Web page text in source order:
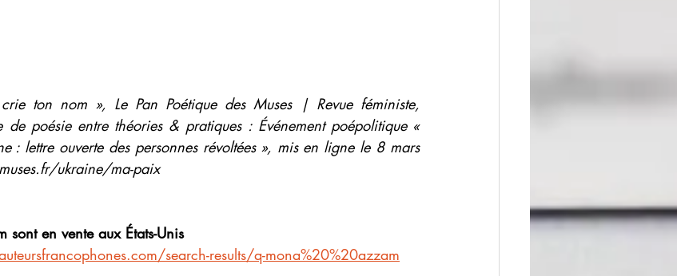
ton nom », Le Pan Poétique des Muses | Revue féministe,
poésie entre théories & pratiques : Événement poépolitique «
: lettre ouverte des personnes révoltées », mis en ligne le 8 mars
ukraine/ma-paix
sont en vente aux États-Unis
search-results/q-mona%20%20azzam